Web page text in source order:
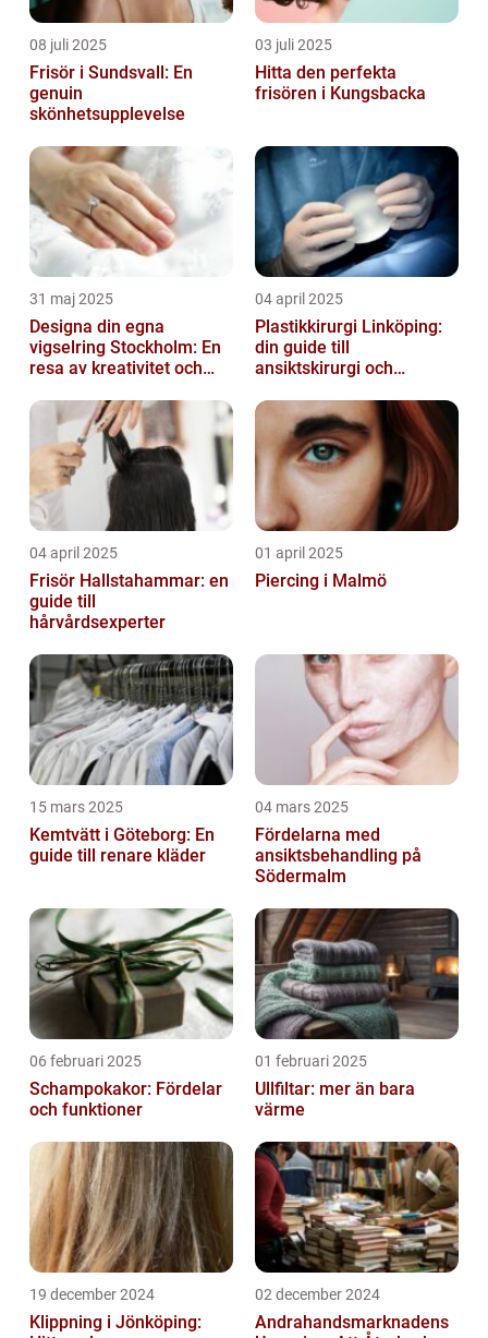
08 juli 2025
Frisör i Sundsvall: En
genuin
skönhetsupplevelse
03 juli 2025
Hitta den perfekta
frisören i Kungsbacka
31 maj 2025
Designa din egna
vigselring Stockholm: En
resa av kreativitet och
04 april 2025
Plastikkirurgi Linköping:
din guide till
ansiktskirurgi och
04 april 2025
Frisör Hallstahammar: en
guide till
hårvårdsexperter
01 april 2025
Piercing i Malmö
15 mars 2025
Kemtvätt i Göteborg: En
guide till renare kläder
04 mars 2025
Fördelarna med
ansiktsbehandling på
Södermalm
06 februari 2025
Schampokakor: Fördelar
och funktioner
01 februari 2025
Ullfiltar: mer än bara
värme
19 december 2024
Klippning i Jönköping:
02 december 2024
Andrahandsmarknadens